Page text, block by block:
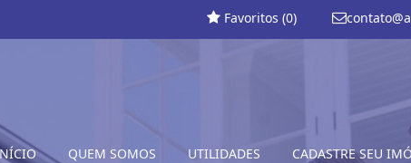
Favoritos (0)
QUEM SOMOS UTILIDADES CADASTRE SEU